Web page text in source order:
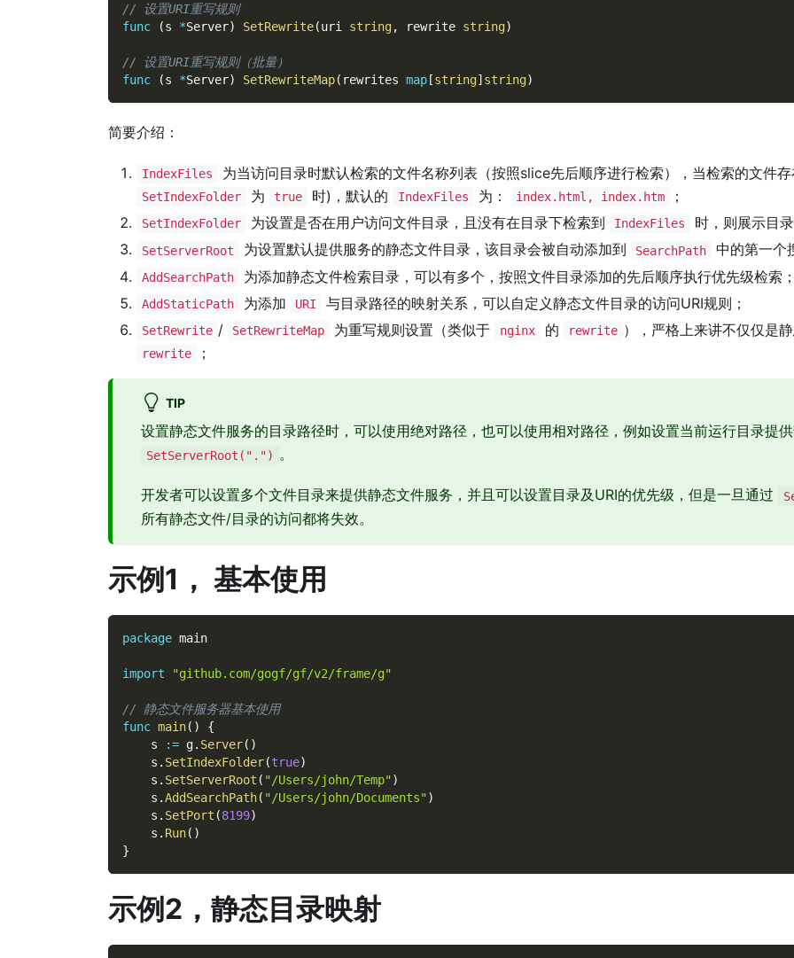
// 设置URI重写规则
func
(s *Server) SetRewrite(uri string, rewrite string)
// 设置URI重写规则（批量）
func
(s *Server) SetRewriteMap( rewrites map [string] string)
简要介绍：
IndexFiles 为当访问目录时默认检索的文件名称列表（按照slice先后顺序进行检索），当检索的文件
SetIndexFolder 为 true 时)，默认的 IndexFiles 为： index.html, index.htm ；
SetIndexFolder 为设置是否在用户访问文件目录，且没有在目录下检索到 IndexFiles 时，则展示目
SetServerRoot 为设置默认提供服务的静态文件目录，该目录会被自动添加到 SearchPath 中的第一个
AddSearchPath 为添加静态文件检索目录，可以有多个，按照文件目录添加的先后顺序执行优先级检索
AddStaticPath 为添加 URI 与目录路径的映射关系，可以自定义静态文件目录的访问URI规则；
SetRewrite / SetRewriteMap 为重写规则设置（类似于 nginx 的 rewrite ），严格上来讲不仅仅是
rewrite ；
TIP
设置静态文件服务的目录路径时，可以使用绝对路径，也可以使用相对路径，例如设置当前运行目录提
SetServerRoot(".") 。
开发者可以设置多个文件目录来提供静态文件服务，并且可以设置目录及URI的优先级，但是一旦通过
所有静态文件/目录的访问都将失效。
示例1， 基本使用
package main
import "github.com/gogf/gf/v2/frame/g"
// 静态文件服务器基本使用
func main( )
{
    s
:= g. Server( )
    s
. SetIndexFolder(true)
    s
. SetServerRoot ( "/Users/john/Temp")
    s
.AddSearchPath( "/Users/john/Documents")
    s
. SetPort (8199)
    s
. Run( )
}
示例2，静态目录映射